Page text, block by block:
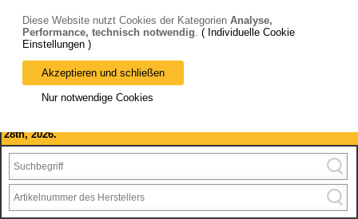
Bitte beachten Sie: wir machen Betriebsferien, vom 03. bis 28.
August 2026 haben wir geschlossen.
28th, 2026.
Diese Website nutzt Cookies der Kategorien Analyse,
Performance, technisch notwendig. ( Individuelle Cookie
Einstellungen )
Akzeptieren und schließen
Nur notwendige Cookies